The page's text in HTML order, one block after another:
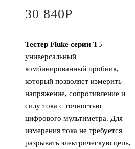
30 840Р
Тестер Fluke серии T5 —
универсальный
комбинированный пробник,
который позволяет измерить
напряжение, сопротивление и
силу тока с точностью
цифрового мультиметра. Для
измерения тока не требуется
разрывать электрическую цепь,